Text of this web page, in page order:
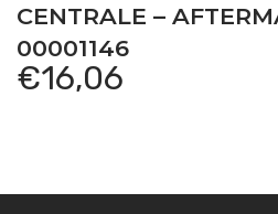
CENTRALE –
00001146
€16,06